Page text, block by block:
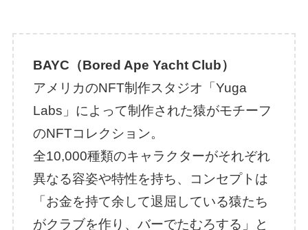
BAYC（Bored Ape Yacht Club）
アメリカのNFT制作スタジオ「Yuga
Labs」によって制作された猿がモチーフ
のNFTコレクション。
全10,000種類のキャラクターがそれぞれ
異なる容姿や特性を持ち、コンセプトは
「お金を持て余して退屈している猿たち
がクラブを作り、バーでたむろする」と